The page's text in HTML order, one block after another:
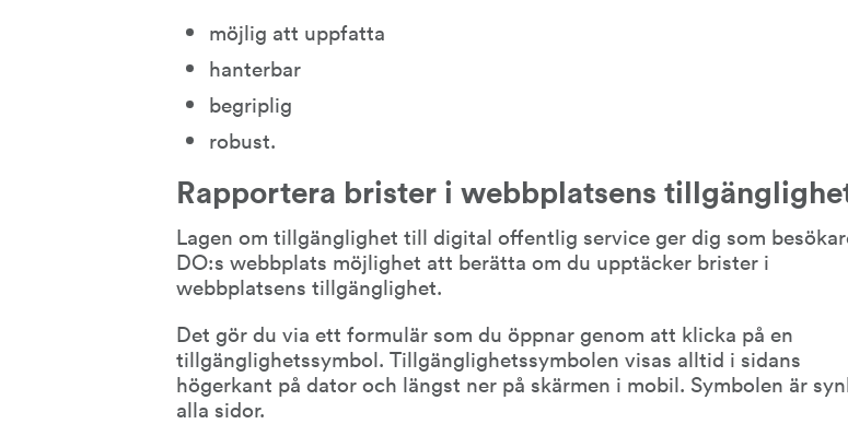
möjlig att uppfatta
hanterbar
begriplig
robust.
Rapportera brister i webbplatsens
Lagen om tillgänglighet till digital offentlig service ger dig som
DO:s webbplats möjlighet att berätta om du upptäcker brister i
webbplatsens tillgänglighet.
Det gör du via ett formulär som du öppnar genom att klicka på en
tillgänglighetssymbol. Tillgänglighetssymbolen visas alltid i sidans
högerkant på dator och längst ner på skärmen i mobil. Symbolen är
alla sidor.